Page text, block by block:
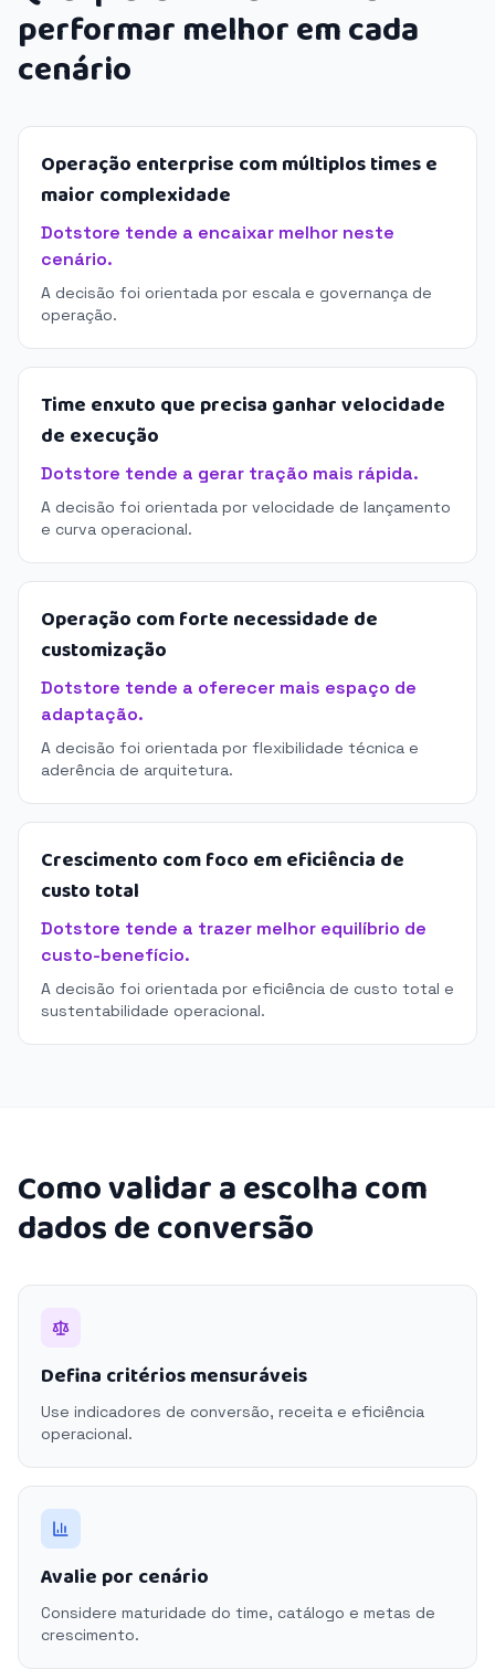
performar melhor em cada
cenário
Operação enterprise com múltiplos times e
maior complexidade
Dotstore tende a encaixar melhor neste
cenário.
A decisão foi orientada por escala e governança de
operação.
Time enxuto que precisa ganhar velocidade
de execução
Dotstore tende a gerar tração mais rápida.
A decisão foi orientada por velocidade de lançamento
e curva operacional.
Operação com forte necessidade de
customização
Dotstore tende a oferecer mais espaço de
adaptação.
A decisão foi orientada por flexibilidade técnica e
aderência de arquitetura.
Crescimento com foco em eficiência de
custo total
Dotstore tende a trazer melhor equilíbrio de
custo-benefício.
A decisão foi orientada por eficiência de custo total e
sustentabilidade operacional.
Como validar a escolha com
dados de conversão
Defina critérios mensuráveis
Use indicadores de conversão, receita e eficiência
operacional.
Avalie por cenário
Considere maturidade do time, catálogo e metas de
crescimento.